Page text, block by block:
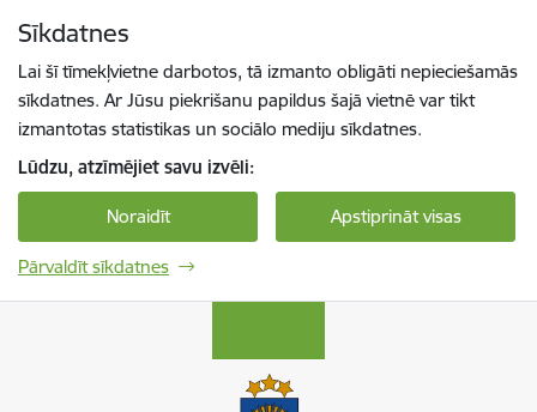
Sīkdatnes
Lai šī tīmekļvietne darbotos, tā izmanto obligāti nepieciešamās
sīkdatnes. Ar Jūsu piekrišanu papildus šajā vietnē var tikt
izmantotas statistikas un sociālo mediju sīkdatnes.
Lūdzu, atzīmējiet savu izvēli:
Noraidīt Apstiprināt visas
Pārvaldīt sīkdatnes